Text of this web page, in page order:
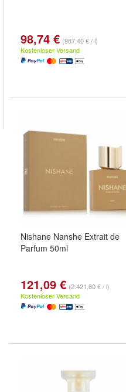
98,74 € (987,40 € / l)
Kostenloser Versand
Nishane Nanshe Extrait de
Parfum 50ml
121,09 € (2.421,80 € / l)
Kostenloser Versand